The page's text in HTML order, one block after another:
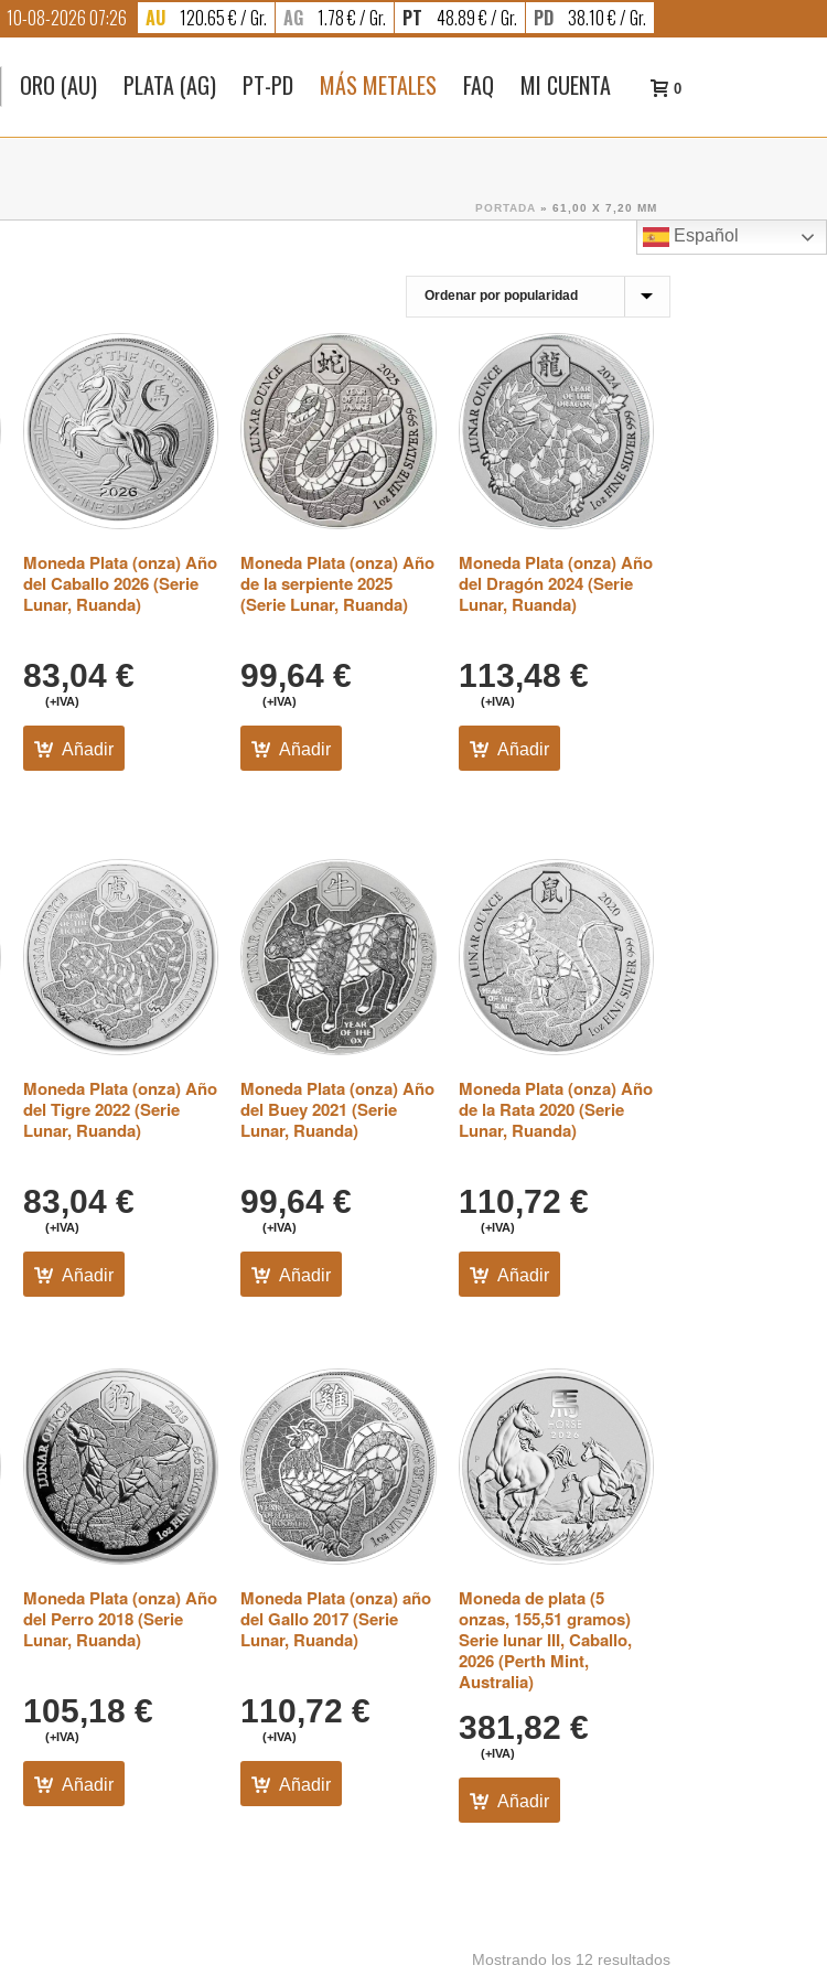
10-08-2026 07:26 AU 120.65 € / Gr. AG 1.78 € / Gr. PT 48.89 € / Gr. PD 38.10 € / Gr.
ORO (AU) PLATA (AG) PT-PD MÁS METALES FAQ MI CUENTA 0
PORTADA » 61,00 X 7,20 MM
Español
Moneda Plata (onza) Año
del Caballo 2026 (Serie
Lunar, Ruanda)
83,04 €
(+IVA)
Añadir
Moneda Plata (onza) Año
de la serpiente 2025
(Serie Lunar, Ruanda)
99,64 €
(+IVA)
Añadir
Moneda Plata (onza) Año
del Dragón 2024 (Serie
Lunar, Ruanda)
113,48 €
(+IVA)
Añadir
Moneda Plata (onza) Año
del Tigre 2022 (Serie
Lunar, Ruanda)
83,04 €
(+IVA)
Añadir
Moneda Plata (onza) Año
del Buey 2021 (Serie
Lunar, Ruanda)
99,64 €
(+IVA)
Añadir
Moneda Plata (onza) Año
de la Rata 2020 (Serie
Lunar, Ruanda)
110,72 €
(+IVA)
Añadir
Moneda Plata (onza) Año
del Perro 2018 (Serie
Lunar, Ruanda)
105,18 €
(+IVA)
Añadir
Moneda Plata (onza) año
del Gallo 2017 (Serie
Lunar, Ruanda)
110,72 €
(+IVA)
Añadir
Moneda de plata (5
onzas, 155,51 gramos)
Serie lunar III, Caballo,
2026 (Perth Mint,
Australia)
381,82 €
(+IVA)
Añadir
Mostrando los 12 resultados